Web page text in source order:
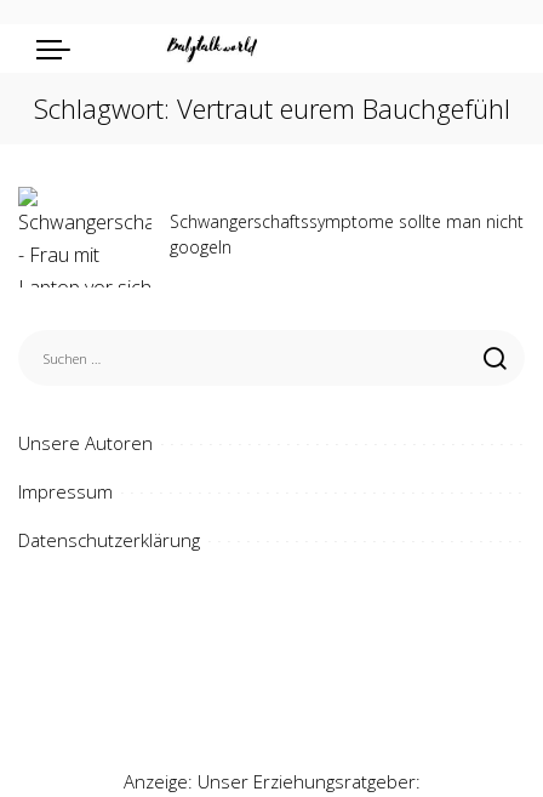
Schlagwort: Vertraut eurem Bauchgefühl
Schwangerschaftssymptome sollte man nicht
googeln
Unsere Autoren
Impressum
Datenschutzerklärung
Anzeige: Unser Erziehungsratgeber: